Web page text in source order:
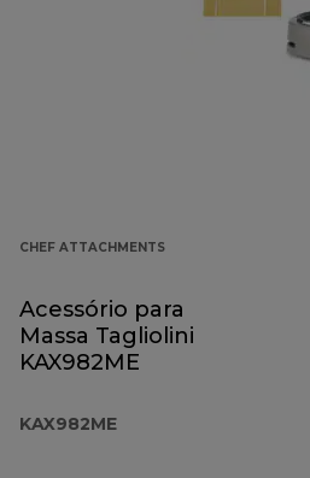
CHEF ATTACHMENTS
Acessório para
Massa Tagliolini
KAX982ME
KAX982ME